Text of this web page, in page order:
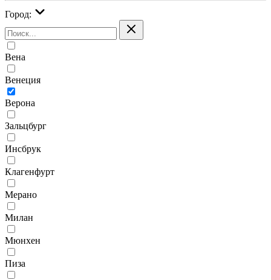
Город:
Вена
Венеция
Верона
Зальцбург
Инсбрук
Клагенфурт
Мерано
Милан
Мюнхен
Пиза